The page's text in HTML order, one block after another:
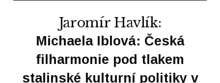
Jaromír Havlík:
Michaela Iblová: Česká
filharmonie pod tlakem
stalinské kulturní politiky v